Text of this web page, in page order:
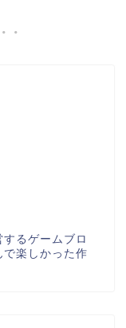
るゲームブロ
楽しかった作